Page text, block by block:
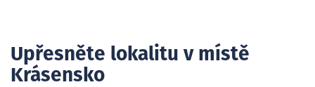
Upřesněte lokalitu v místě
Krásensko